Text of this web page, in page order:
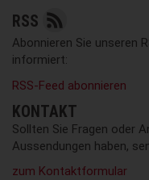
RSS
Abonnieren Sie unseren
informiert:
RSS-Feed abonnieren
KONTAKT
Sollten Sie Fragen oder
Aussendungen haben,
zum Kontaktformular